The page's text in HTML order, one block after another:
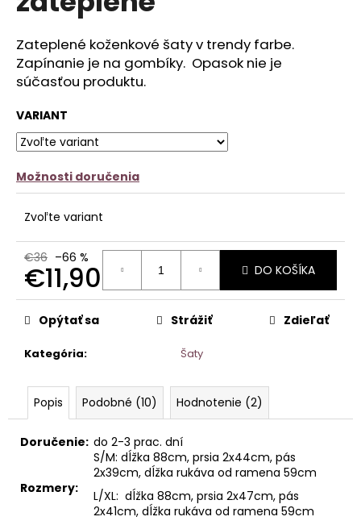
z
hviezdičiek.
Zateplené koženkové šaty v trendy farbe.
Zapínanie je na gombíky. Opasok nie je
súčasťou produktu.
VARIANT
Možnosti doručenia
Zvoľte variant
€36 –66 %
€11,90
Jednotková
cena:
DO KOŠÍKA
Kategória: Šaty
Opýtať sa Strážiť Zdieľať
Popis Podobné (10) Hodnotenie (2)
Doručenie: do 2-3 prac. dní
Rozmery:
S/M: dĺžka 88cm, prsia 2x44cm, pás
2x39cm, dĺžka rukáva od ramena 59cm
L/XL: dĺžka 88cm, prsia 2x47cm, pás
2x41cm, dĺžka rukáva od ramena 59cm
m
e
KOŠEĽOVÉ
ABSTRACT
€20,90